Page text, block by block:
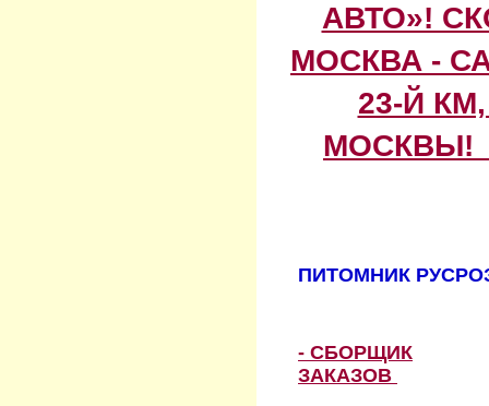
АВТО»!
МОСКВА -
23-Й
МОСКВЫ!
ПИТОМНИК
- СБОРЩИК
ЗАКАЗОВ